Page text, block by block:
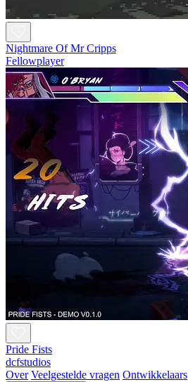
Nightmare Of Mr Cripps
Fellowplayer
Pride Fists
dcfstudios
Over Veelgestelde vragen Ontwikkelaars